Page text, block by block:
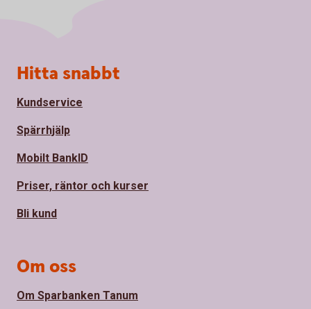
Sidfot
Hitta snabbt
Kundservice
Spärrhjälp
Mobilt BankID
Priser, räntor och kurser
Bli kund
Om oss
Om Sparbanken Tanum